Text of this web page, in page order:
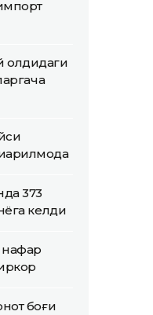
олдидаги
373
келди
нафар
боғи